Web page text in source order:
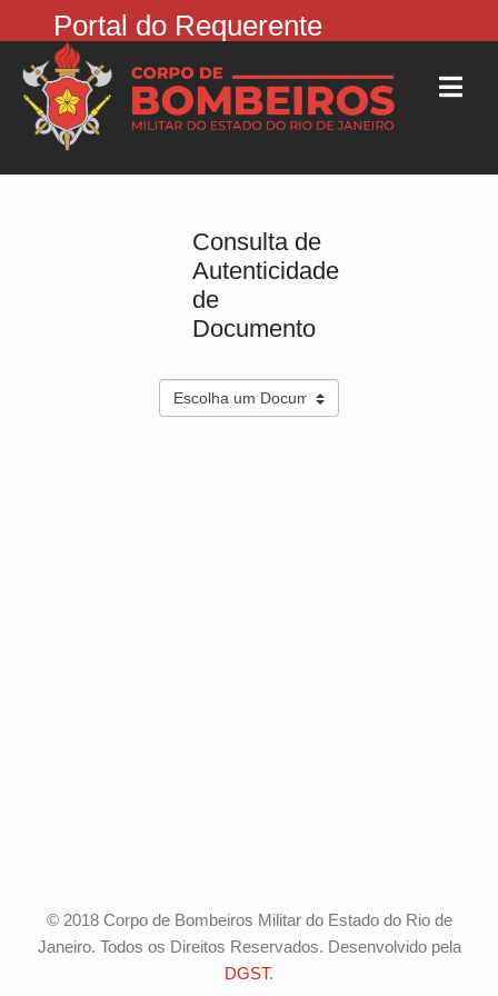
Portal do Requerente
Consulta de
Autenticidade
de
Documento
© 2018 Corpo de Bombeiros Militar do Estado do Rio de
Janeiro. Todos os Direitos Reservados. Desenvolvido pela
DGST.